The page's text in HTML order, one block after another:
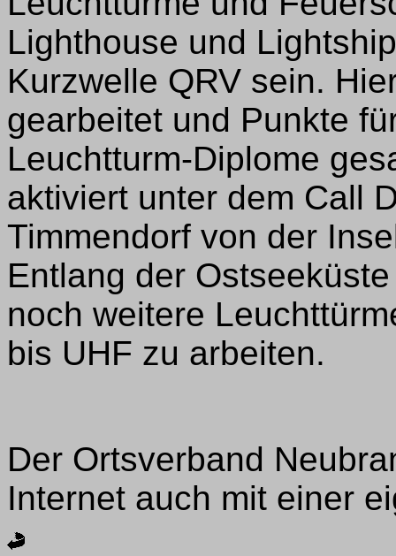
Lighthouse und
Kurzwelle QRV sein.
gearbeitet und Punkte
Leuchtturm-Diplome
aktiviert unter dem Call
Timmendorf von der
Entlang der
noch weitere
bis UHF zu arbeiten.
Der Ortsverband
Internet auch mit einer